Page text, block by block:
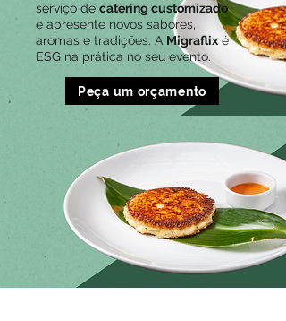
serviço de catering customizado
e apresente novos sabores,
aromas e tradições. A Migraflix é
ESG na prática no seu evento.
Peça um orçamento